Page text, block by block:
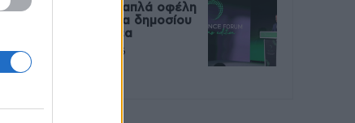
Γεωργιάδης: Πολλαπλά οφέλη
από τη συνεργασία δημοσίου
και ιδιωτικού τομέα
27 Φεβρουαρίου 2026